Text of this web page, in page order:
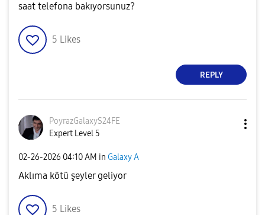
saat telefona bakıyorsunuz?
5 Likes
REPLY
PoyrazGalaxyS24FE
Expert Level 5
‎02-26-2026 04:10 AM in Galaxy A
Aklıma kötü şeyler geliyor
5 Likes